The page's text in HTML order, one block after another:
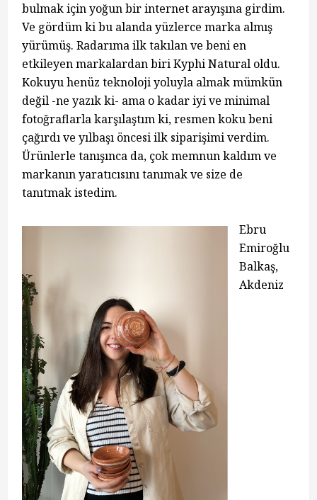
bulmak için yoğun bir internet arayışına girdim.
Ve gördüm ki bu alanda yüzlerce marka almış
yürümüş. Radarıma ilk takılan ve beni en
etkileyen markalardan biri Kyphi Natural oldu.
Kokuyu henüz teknoloji yoluyla almak mümkün
değil -ne yazık ki- ama o kadar iyi ve minimal
fotoğraflarla karşılaştım ki, resmen koku beni
çağırdı ve yılbaşı öncesi ilk siparişimi verdim.
Ürünlerle tanışınca da, çok memnun kaldım ve
markanın yaratıcısını tanımak ve size de
tanıtmak istedim.
Ebru
Emiroğlu
Balkaş,
Akdeniz